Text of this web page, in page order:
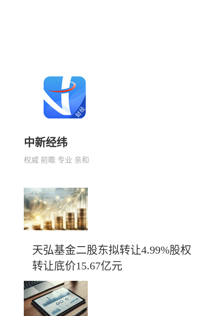
中新经纬
权威 前瞻 专业 亲和
天弘基金二股东拟转让4.99%股权
转让底价15.67亿元